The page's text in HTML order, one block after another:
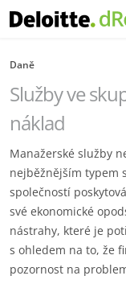
Daně
Služby ve
náklad
Manažerské služby
nejběžnějším typem
společností
své ekonomické
nástrahy, které je
s ohledem na to, že
pozornost na